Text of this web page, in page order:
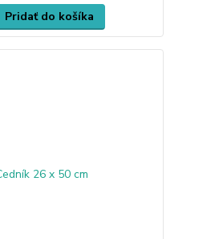
Pridať do košíka